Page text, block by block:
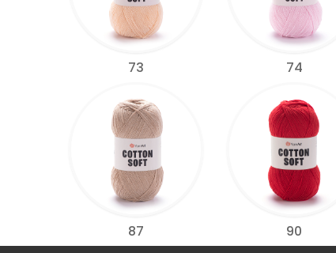
73 74
87 90